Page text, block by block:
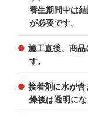
養生期間中は
が必要です。
施工直後、商
す。
接着剤に水が
燥後は透明にな